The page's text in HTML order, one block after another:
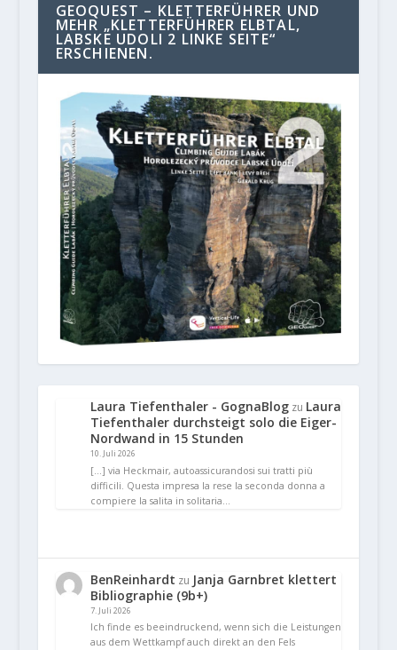
GEOQUEST – KLETTERFÜHRER UND
MEHR „KLETTERFÜHRER ELBTAL,
LABSKE UDOLI 2 LINKE SEITE“
ERSCHIENEN.
Laura Tiefenthaler - GognaBlogzu Laura
Tiefenthaler durchsteigt solo die Eiger-
Nordwand in 15 Stunden
10. Juli 2026
[…] via Heckmair, autoassicurandosi sui tratti più
difficili. Questa impresa la rese la seconda donna a
compiere la salita in solitaria…
BenReinhardt zu Janja Garnbret klettert
Bibliographie (9b+)
7. Juli 2026
Ich finde es beeindruckend, wenn sich die Leistungen
aus dem Wettkampf auch direkt an den Fels